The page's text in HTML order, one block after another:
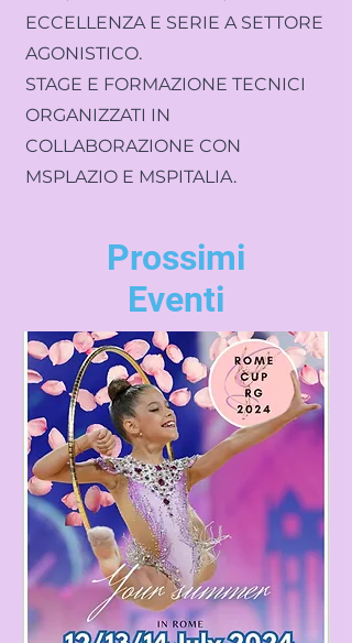
ECCELLENZA E SERIE A SETTORE
AGONISTICO.
STAGE E FORMAZIONE TECNICI
ORGANIZZATI IN
COLLABORAZIONE CON
MSPLAZIO E MSPITALIA.
Prossimi
Eventi